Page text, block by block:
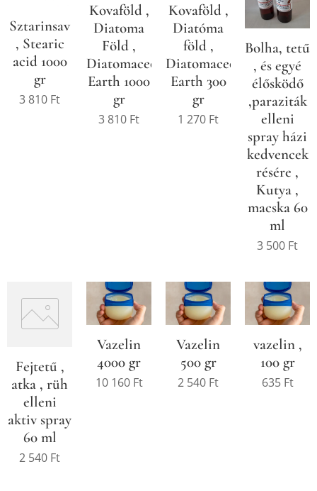
Sztarinsav
, Stearic
acid 1000
gr
3 810 Ft
Kovaföld ,
Diatoma
Föld ,
Diatomaceous
Earth 1000
gr
3 810 Ft
Kovaföld ,
Diatóma
föld ,
Diatomaceous
Earth 300
gr
1 270 Ft
Bolha, tetű
, és egyé
élősködő
,paraziták
elleni
spray házi
kedvencek
résére ,
Kutya ,
macska 60
ml
3 500 Ft
Fejtetű ,
atka , rüh
elleni
aktiv spray
60 ml
2 540 Ft
Vazelin
4000 gr
10 160Ft
Vazelin
500 gr
2 540 Ft
vazelin ,
100 gr
635Ft